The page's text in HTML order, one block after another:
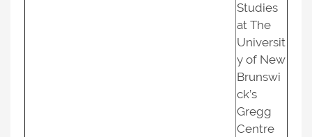
Studies
at The
Universit
y of New
Brunswi
ck’s
Gregg
Centre